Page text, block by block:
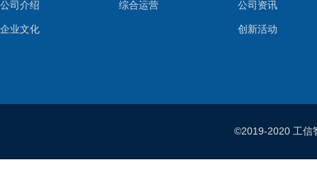
公司介绍
企业文化
综合运营 公司资讯
创新活动
©2019-2020 工信